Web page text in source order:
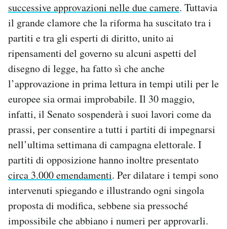
successive approvazioni nelle due camere. Tuttavia
il grande clamore che la riforma ha suscitato tra i
partiti e tra gli esperti di diritto, unito ai
ripensamenti del governo su alcuni aspetti del
disegno di legge, ha fatto sì che anche
l’approvazione in prima lettura in tempi utili per le
europee sia ormai improbabile. Il 30 maggio,
infatti, il Senato sospenderà i suoi lavori come da
prassi, per consentire a tutti i partiti di impegnarsi
nell’ultima settimana di campagna elettorale. I
partiti di opposizione hanno inoltre presentato
circa 3.000 emendamenti. Per dilatare i tempi sono
intervenuti spiegando e illustrando ogni singola
proposta di modifica, sebbene sia pressoché
impossibile che abbiano i numeri per approvarli.